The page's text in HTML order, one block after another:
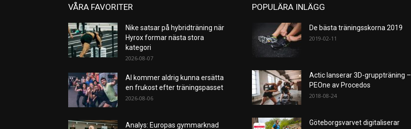
VÅRA FAVORITER
Nike satsar på hybridträning när
Hyrox formar nästa stora
kategori
2026-08-07
AI kommer aldrig kunna ersätta
en frukost efter träningspasset
2026-08-06
Analys: Europas gymmarknad
POPULÄRA INLÄGG
De bästa träningsskorna 2019
2019-02-11
Actic lanserar 3D-gruppträning –
PEOne av Procedos
2018-08-24
Göteborgsvarvet digitaliserar